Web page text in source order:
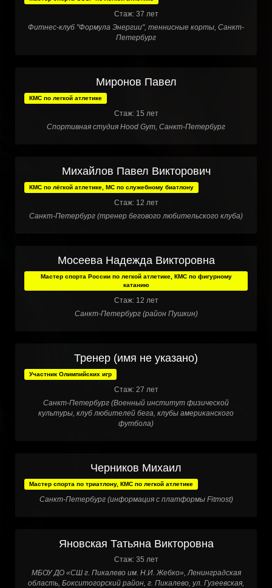
Стаж: 37 лет
Фитнес-клуб "Формула Энергии", теннисные корты, Санкт-
Петербург
Миронов Павел
КМС по легкой атлетике
Стаж: 15 лет
Спортивная студия Hood Gym, Санкт-Петербург
Михайлов Павел Викторович
КМС по лёгкой атлетике, МС по служебному биатлону
Стаж: 12 лет
Санкт-Петербург (тренер бегового любительского клуба)
Мосеева Надежда Викторовна
Мастер спорта России по легкой атлетике, КМС по фигурному
катанию
Стаж: 12 лет
Санкт-Петербург (район Пушкин)
Тренер (имя не указано)
Участник Олимпийских игр
Стаж: 27 лет
Санкт-Петербург (Военный институт физической
культуры, клуб любителей бега, клубы американского
футбола)
Черников Михаил
Мастер спорта по триатлону, КМС по легкой атлетике
Санкт-Петербург (информация с платформы Fitmost)
Яновская Татьяна Викторовна
Стаж: 35 лет
МБОУ ДО «СШ г. Пикалево им. Н.И. Жебко», Ленинградская
область, Бокситогорский район, г. Пикалево, ул. Гузеевская,